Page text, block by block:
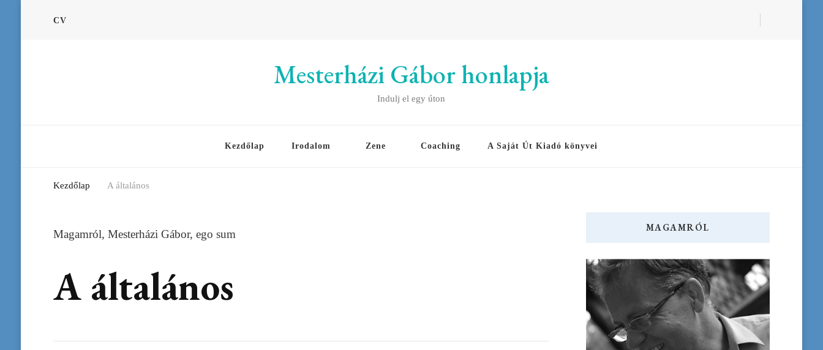
CV
Mesterházi Gábor honlapja
Indulj el egy úton
Kezdőlap Irodalom Zene Coaching A Saját Út Kiadó könyvei
Kezdőlap A általános
Magamról, Mesterházi Gábor, ego sum
A általános
MAGAMRÓL